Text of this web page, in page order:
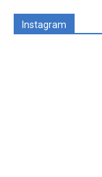
Instagram